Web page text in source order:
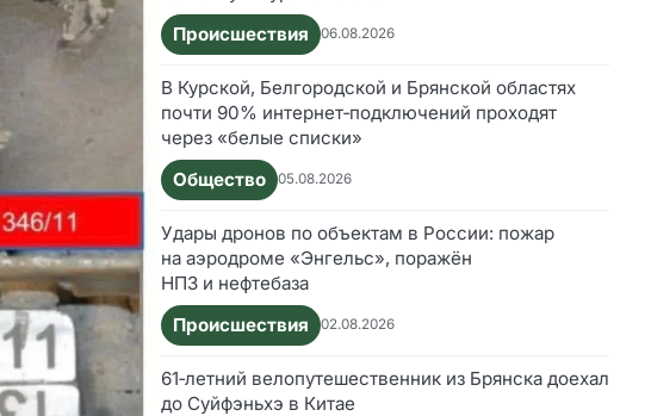
Происшествия
06.08.2026
В Курской, Белгородской и Брянской областях
почти 90% интернет‑подключений проходят
через «белые списки»
Общество
05.08.2026
Удары дронов по объектам в России: пожар
на аэродроме «Энгельс», поражён
НПЗ и нефтебаза
Происшествия
02.08.2026
61‑летний велопутешественник из Брянска доехал
до Суйфэньхэ в Китае